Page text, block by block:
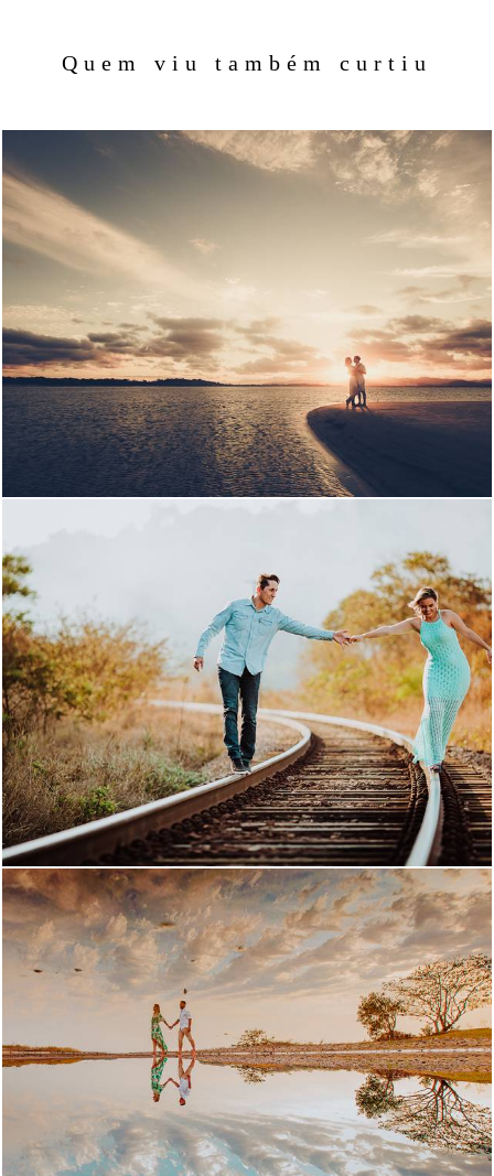
Quem viu também curtiu
2609 50
2594 85